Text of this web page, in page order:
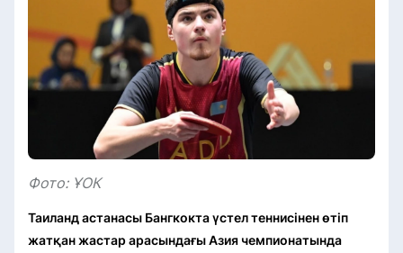
Фото: ҰОК
Таиланд астанасы Бангкокта үстел теннисінен өтіп
жатқан жастар арасындағы Азия чемпионатында